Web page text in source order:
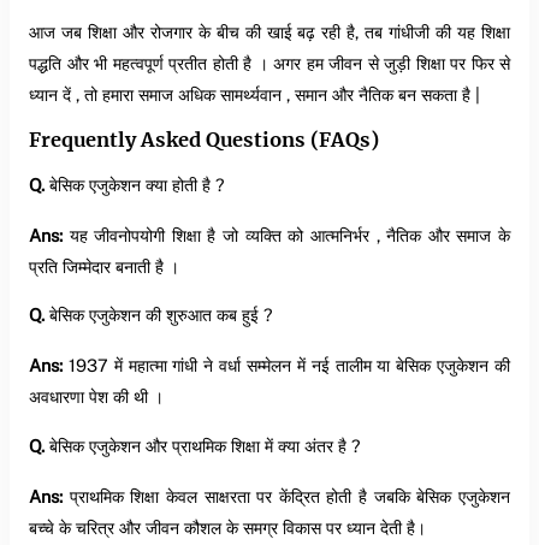
आज जब शिक्षा और रोजगार के बीच की खाई बढ़ रही है, तब गांधीजी की यह शिक्षा
पद्धति और भी महत्वपूर्ण प्रतीत होती है । अगर हम जीवन से जुड़ी शिक्षा पर फिर से
ध्यान दें , तो हमारा समाज अधिक सामर्थ्यवान , समान और नैतिक बन सकता है |
Frequently Asked Questions (FAQs)
Q. बेसिक एजुकेशन क्या होती है ?
Ans: यह जीवनोपयोगी शिक्षा है जो व्यक्ति को आत्मनिर्भर , नैतिक और समाज के
प्रति जिम्मेदार बनाती है ।
Q. बेसिक एजुकेशन की शुरुआत कब हुई ?
Ans: 1937 में महात्मा गांधी ने वर्धा सम्मेलन में नई तालीम या बेसिक एजुकेशन की
अवधारणा पेश की थी ।
Q. बेसिक एजुकेशन और प्राथमिक शिक्षा में क्या अंतर है ?
Ans: प्राथमिक शिक्षा केवल साक्षरता पर केंद्रित होती है जबकि बेसिक एजुकेशन
बच्चे के चरित्र और जीवन कौशल के समग्र विकास पर ध्यान देती है।